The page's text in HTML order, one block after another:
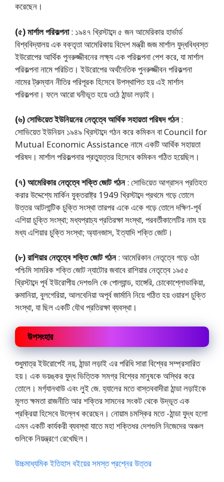
করেছেন।
(৫) মার্শাল পরিকল্পনা: ১৯৪৭ খ্রিস্টাব্দে ৫ জন আমেরিকার হার্ভার্ড
বিশ্ববিদ্যালয় এক বক্তৃতা আমেরিকায় বিদেশ মন্ত্রী জজ মার্শাল যুদ্ধবিধ্বস্ত
ইউরোপের আর্থিক পুনরুজ্জীবনের লক্ষ্য এক পরিকল্পনা পেশ করে, যা মার্শাল
পরিকল্পনা নামে পরিচিত। ইউরোপের অর্থনৈতিক পুনরুজ্জীবন পরিকল্পনা
নামের ট্রুম্যান নীতির পরিপূরক হিসেবে উপস্থাপিত হয় এই মার্শাল
পরিকল্পনা। ফলে আরো ঘনীভূত হয়ে ওঠে ঠান্ডা লড়াই।
(৬) সোভিয়েত ইউনিয়নের নেতৃত্বে আর্থিক সহায়তা পরিষদ গঠন:
সোভিয়েত ইউনিয়ন ১৯৪৯ খ্রিস্টাব্দে গঠন করে কমিকন বা Council for
Mutual Economic Assistance নামে একটি আর্থিক সহায়তা
পরিষদ। মার্শাল পরিকল্পনার প্রত্যুত্তর হিসেবে কমিকন গঠিত হয়েছিল।
(৭) আমেরিকার নেতৃত্বে শক্তি জোট গঠন: সোভিয়েত আগ্রাসন প্রতিহত
করার উদ্দেশ্যে মার্কিন যুক্তরাষ্ট্র 1949 খ্রিস্টাব্দে প্রথমে গড়ে তোলে
উত্তর আটলান্টিক চুক্তি সংস্থা তারপর একে একে গড়ে তোলে দক্ষিণ-পূর্ব
এশিয়া চুক্তি সংস্থা; মধ্যপ্রাচ্য প্রতিরক্ষা সংস্থা, পরবর্তীকালেটির নাম হয়
মধ্য এশিয়ার চুক্তি সংস্থা; অ্যানজাস, ইত্যাদি শক্তি জোট।
(৮) রাশিয়ার নেতৃত্বে শক্তি জোট গঠন: আমেরিকান নেতৃত্বে গড়ে ওঠা
পশ্চিমি সামরিক শক্তি জোট ন্যাটোর জবাবে রাশিয়ার নেতৃত্বে ১৯৫৫
খ্রিস্টাব্দে পূর্ব ইউরোপীয় দেশগুলি কে পোল্যান্ড, হাঙ্গেরি, চোকোশ্লোভাকিয়া,
রুমানিয়া, বুলগেরিয়া, আলবেনিয়া অপূর্ব জার্মানি নিয়ে গঠিত হয় ওয়ারশ চুক্তি
সংস্থা, যা ছিল একটি যৌথ প্রতিরক্ষা ব্যবস্থা।
উপসংহার
শুধুমাত্র ইউরোপেই নয়, ঠান্ডা লড়াই এর পরিধি সারা বিশ্বের সম্প্রসারিত
হয়। এক ভয়ঙ্কর যুদ্ধ ভিত্তিক সমগ্র বিশ্বের মানুষকে অস্থির করে
তোলে। মর্গ্যানথাউ এবং লুই জে. হ্যালের মতে বাস্তববাদীরা ঠান্ডা লড়াইকে
মূলত ক্ষমতা রাজনীতি আর শক্তির সামনের সংকট থেকে উদ্ভূত এক
প্রক্রিয়া হিসেবে উল্লেখ করেছেন। নোয়াম চমস্কির মতে -ঠান্ডা যুদ্ধ হলো
এমন একটি কার্যকরী ব্যবস্থা যাতে মহা শক্তিধর দেশগুলি নিজেদের অঞ্চল
গুলিকে নিয়ন্ত্রণে রেখেছিল।
উচ্চমাধ্যমিক ইতিহাস বইয়ের সমস্ত প্রশ্নের উত্তর